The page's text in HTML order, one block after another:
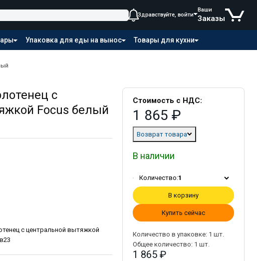
Здравствуйте, войти
Ваши
Заказы
Упаковка для еды на вынос Товары для кухни
с
Focus белый
с центральной вытяжкой
Стоимость с НДС:
1 865 ₽
Возврат товара
В наличии
Количество:1
В корзину
Купить сейчас
Количество в упаковке: 1 шт.
Общее количество: 1 шт.
1 865 ₽